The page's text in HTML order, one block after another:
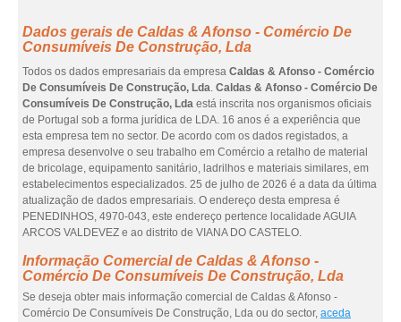
Dados gerais de Caldas & Afonso - Comércio De
Consumíveis De Construção, Lda
Todos os dados empresariais da empresa Caldas & Afonso - Comércio
De Consumíveis De Construção, Lda. Caldas & Afonso - Comércio De
Consumíveis De Construção, Lda está inscrita nos organismos oficiais
de Portugal sob a forma jurídica de LDA. 16 anos é a experiência que
esta empresa tem no sector. De acordo com os dados registados, a
empresa desenvolve o seu trabalho em Comércio a retalho de material
de bricolage, equipamento sanitário, ladrilhos e materiais similares, em
estabelecimentos especializados. 25 de julho de 2026 é a data da última
atualização de dados empresariais. O endereço desta empresa é
PENEDINHOS, 4970-043, este endereço pertence localidade AGUIA
ARCOS VALDEVEZ e ao distrito de VIANA DO CASTELO.
Informação Comercial de Caldas & Afonso -
Comércio De Consumíveis De Construção, Lda
Se deseja obter mais informação comercial de Caldas & Afonso -
Comércio De Consumíveis De Construção, Lda ou do sector, aceda